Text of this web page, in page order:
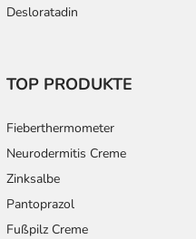
Auge
wenden Sie sich
werden vor allem
Desloratadin
TOP PRODUKTE
Fieberthermometer
Neurodermitis Creme
Zinksalbe
Pantoprazol
Fußpilz Creme